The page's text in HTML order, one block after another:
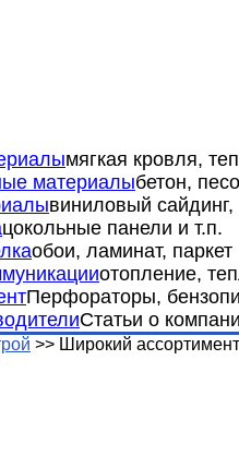
мягкая кровля,
материалыбетон,
виниловый сайдинг,
цокольные панели и т.п.
обои, ламинат, паркет
отопление,
Перфораторы,
Статьи о
>> Широкий